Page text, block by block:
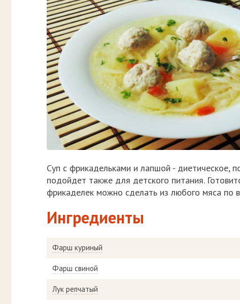
Суп с фрикадельками и лапшой - диетическое,
подойдет также для детского питания.
фрикаделек можно сделать из любого мяса по
Ингредиенты
Фарш куриный
Фарш свиной
Лук репчатый